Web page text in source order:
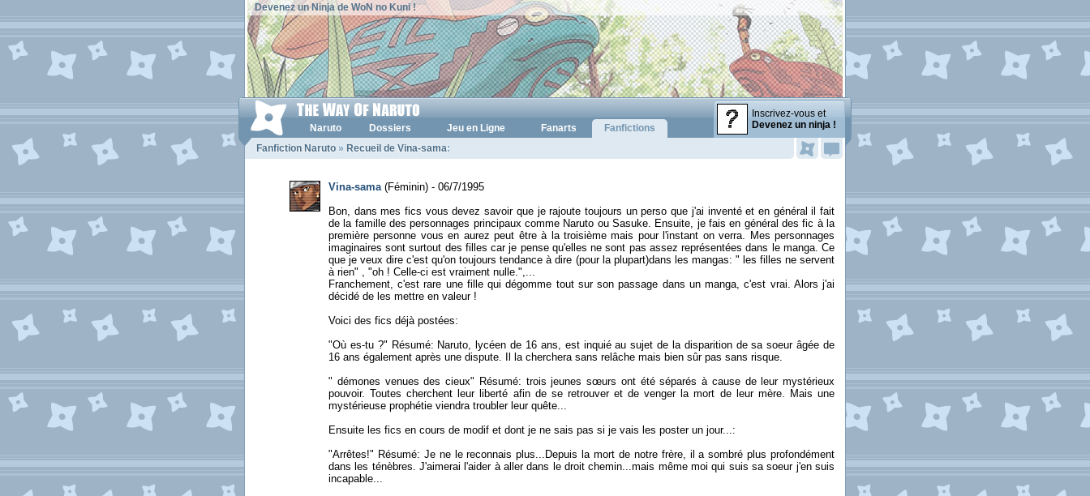
Devenez un Ninja de WoN no Kuni !
Inscrivez-vous et
Devenez un ninja !
Naruto Dossiers Jeu en Ligne Fanarts
Fanfictions
Fanfiction Naruto » Recueil de Vina-sama:
Vina-sama(Féminin) - 06/7/1995
Bon, dans mes fics vous devez savoir que je rajoute toujours un perso que j'ai inventé et en général il fait
de la famille des personnages principaux comme Naruto ou Sasuke. Ensuite, je fais en général des fic à la
première personne vous en aurez peut être à la troisième mais pour l'instant on verra. Mes personnages
imaginaires sont surtout des filles car je pense qu'elles ne sont pas assez représentées dans le manga. Ce
que je veux dire c'est qu'on toujours tendance à dire (pour la plupart)dans les mangas: " les filles ne servent
à rien" , "oh ! Celle-ci est vraiment nulle.",...
Franchement, c'est rare une fille qui dégomme tout sur son passage dans un manga, c'est vrai. Alors j'ai
décidé de les mettre en valeur !
Voici des fics déjà postées:
"Où es-tu ?" Résumé: Naruto, lycéen de 16 ans, est inquié au sujet de la disparition de sa soeur âgée de
16 ans également après une dispute. Il la cherchera sans relâche mais bien sûr pas sans risque.
" démones venues des cieux" Résumé: trois jeunes sœurs ont été séparés à cause de leur mystérieux
pouvoir. Toutes cherchent leur liberté afin de se retrouver et de venger la mort de leur mère. Mais une
mystérieuse prophétie viendra troubler leur quête...
Ensuite les fics en cours de modif et dont je ne sais pas si je vais les poster un jour...:
"Arrêtes!" Résumé: Je ne le reconnais plus...Depuis la mort de notre frère, il a sombré plus profondément
dans les ténèbres. J'aimerai l'aider à aller dans le droit chemin...mais même moi qui suis sa soeur j'en suis
incapable...